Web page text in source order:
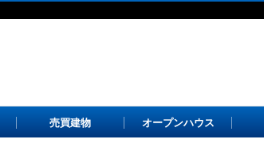
売買建物 オープンハウス